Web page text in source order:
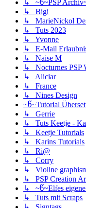
↳ ~წ~PSP
↳ Bigi
↳ MarieNickol
↳ Tuts 2023
↳ Yvonne
↳ E-Mail
↳ Naise M
↳ Nocturnes PSP
↳ Aliciar
↳ France
↳ Nines Design
~წ~Tutorial
↳ Gerrie
↳ Tuts Keetje -
↳ Keetje Tutorials
↳ Karins Tutorials
↳ Ri@
↳ Corry
↳ Violine
↳ PSP Creation
↳ ~წ~Elfes
↳ Tuts mit Scraps